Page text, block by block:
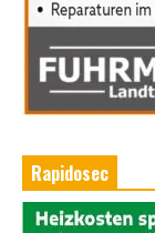
Rapidosec